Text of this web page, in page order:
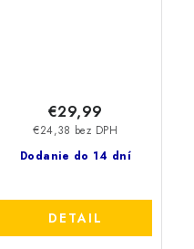
Dodanie do 14 dní
€24,38 bez DPH
€29,99
DETAIL